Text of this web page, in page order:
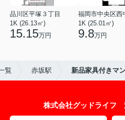
品川区平塚３丁目
1K (26.13㎡)
15.15万円
福岡市中央区西
1K (25.01㎡)
9.8万円
覧 赤坂駅 新品家具付きマ
株式会社グッドライフ